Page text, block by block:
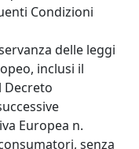
Condizioni
delle leggi
inclusi il
Decreto
Europea n.
senza